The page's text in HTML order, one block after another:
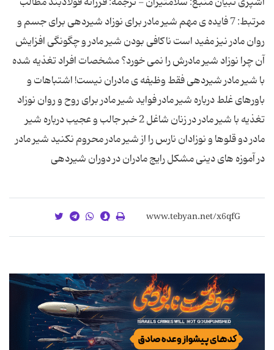
مرتبط: 7 فایده ی مهم شیر مادر برای نوزاد شیردهی برای جسم و
روان مادر نیز مفید است ناکافی بودن شیر مادر و چگونگی افزایش
آن چرا نوزاد شیر مادرش را نمی خورد؟ مشخصات افراد تغذیه شده
با شیر مادر شیردهی فقط وظیفه ی مادران نیست! اشتباهات و
باورهای غلط درباره شیر مادر فواید شیر مادر برای روح و روان نوزاد
تغذیه با شیر مادر در زنان شاغل 2 خبر جالب و عجیب درباره شیر
مادر دو قلوها و نوزادان نارس را از شیر مادر محروم نکنید شیر مادر
در آموزه های دینی مشکل رایج مادران در دوران شیردهی